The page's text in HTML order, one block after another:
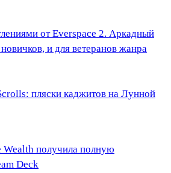
от Everspace 2. Аркадный
и для ветеранов жанра
пляски каджитов на Лунной
получила полную
Deck